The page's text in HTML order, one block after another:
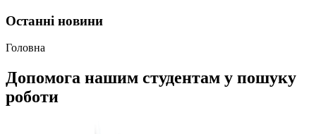
Останні новини
Головна
Допомога нашим студентам у пошуку
роботи